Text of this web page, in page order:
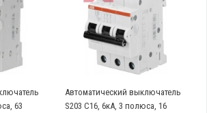
63
Автоматический выключатель
S203 C16, 6кА, 3 полюса, 16